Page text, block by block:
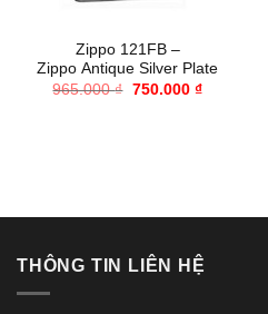
Zippo 121FB –
Zippo Antique Silver Plate
965.000₫ Giá
750.000 ₫Giá
THÔNG TIN LIÊN HỆ